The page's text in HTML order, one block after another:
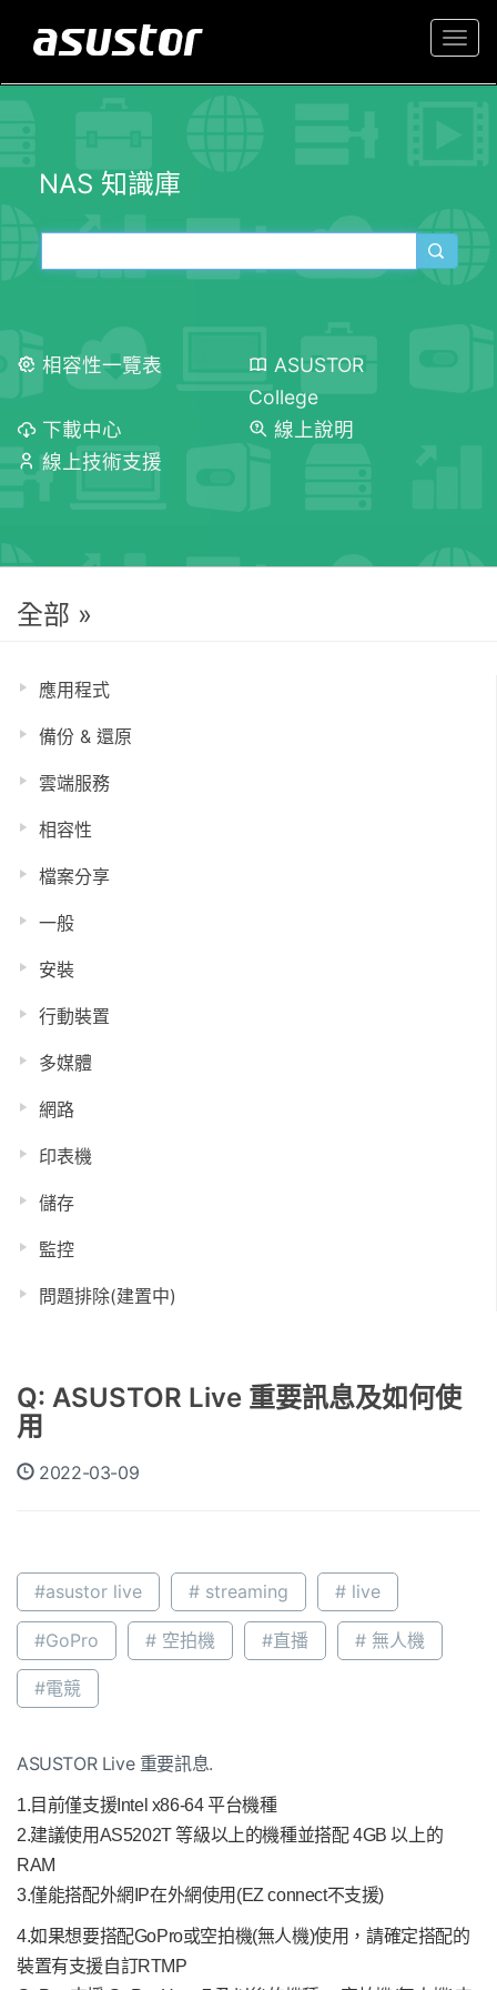
NAS 知識庫
相容性一覽表
ASUSTOR
College
下載中心
線上說明
線上技術支援
全部 »
應用程式
備份 & 還原
雲端服務
相容性
檔案分享
一般
安裝
行動裝置
多媒體
網路
印表機
儲存
監控
問題排除(建置中)
Q: ASUSTOR Live 重要訊息及如何使
用
2022-03-09
#asustor live # streaming # live
#GoPro # 空拍機 #直播 # 無人機
#電競
ASUSTOR Live 重要訊息.
1.目前僅支援Intel x86-64 平台機種
2.建議使用AS5202T 等級以上的機種並搭配 4GB 以上的
RAM
3.僅能搭配外網IP在外網使用(EZ connect不支援)
4.如果想要搭配GoPro或空拍機(無人機)使用，請確定搭配的
裝置有支援自訂RTMP